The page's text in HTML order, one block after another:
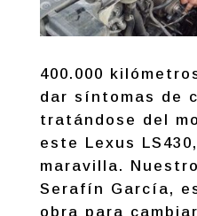
400.000
dar síntomas de
tratándose del
este Lexus
maravilla.
Serafín García,
obra para